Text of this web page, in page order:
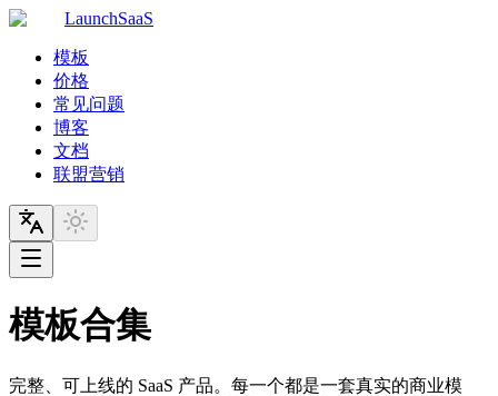
LaunchSaaS
模板
价格
常见问题
博客
文档
联盟营销
模板合集
完整、可上线的 SaaS 产品。每一个都是一套真实的商业模